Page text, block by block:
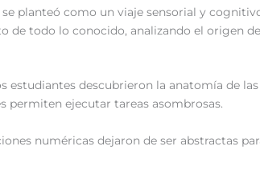
planteó como un viaje sensorial y
de todo lo conocido, analizando el origen
estudiantes descubrieron la anatomía de
permiten ejecutar tareas asombrosas.
numéricas dejaron de ser abstractas